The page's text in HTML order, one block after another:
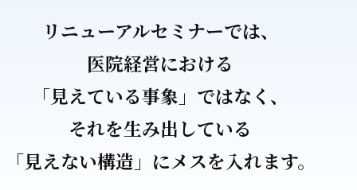
リニューアルセミナーでは、
医院経営における
「見えている事象」ではなく、
それを生み出している
「見えない構造」にメスを入れます。